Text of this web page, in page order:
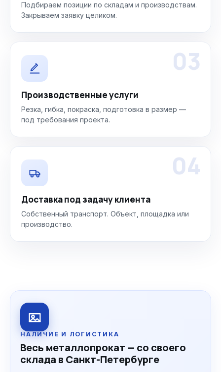
Подбираем позиции по складам и производствам.
Закрываем заявку целиком.
03
Производственные услуги
Резка, гибка, покраска, подготовка в размер —
под требования проекта.
04
Доставка под задачу клиента
Собственный транспорт. Объект, площадка или
производство.
НАЛИЧИЕ И ЛОГИСТИКА
Весь металлопрокат — со своего
склада в Санкт-Петербурге